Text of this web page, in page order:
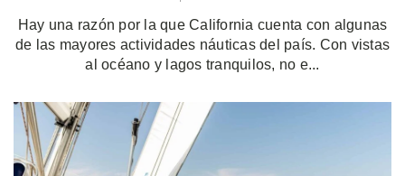
Hay una razón por la que California cuenta con algunas
de las mayores actividades náuticas del país. Con vistas
al océano y lagos tranquilos, no e...